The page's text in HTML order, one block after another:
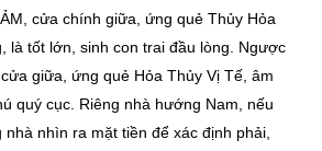
cửa chính giữa, ứng quẻ Thủy Hỏa
là tốt lớn, sinh con trai đầu lòng. Ngược
giữa, ứng quẻ Hỏa Thủy Vị Tế, âm
quý cục. Riêng nhà hướng Nam, nếu
nhìn ra mặt tiền để xác định phải,